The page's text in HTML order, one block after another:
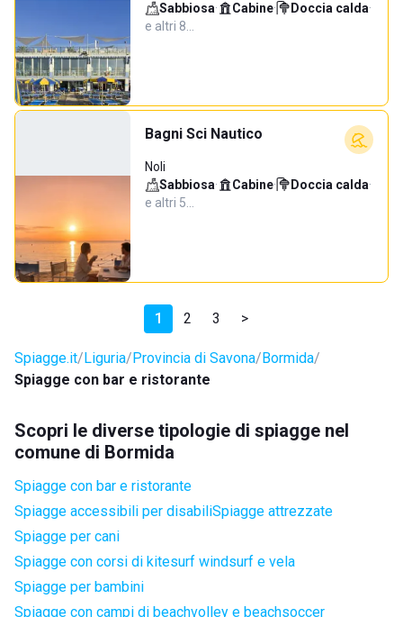
Sabbiosa· Cabine· Doccia calda·
e altri 8…
Bagni Sci Nautico
Noli
Sabbiosa· Cabine· Doccia calda·
e altri 5…
1 2 3 >
Spiagge.it Liguria Provincia di Savona Bormida
Spiagge con bar e ristorante
Scopri le diverse tipologie di spiagge nel
comune di Bormida
Spiagge con bar e ristorante
Spiagge accessibili per disabiliSpiagge attrezzate
Spiagge per cani
Spiagge con corsi di kitesurf windsurf e vela
Spiagge per bambini
Spiagge con campi di beachvolley e beachsoccer